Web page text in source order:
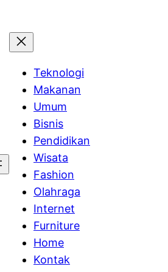
Teknologi
Makanan
Umum
Bisnis
Pendidikan
Wisata
Fashion
Olahraga
Internet
Furniture
Home
Kontak